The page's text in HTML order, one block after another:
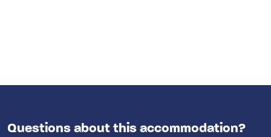
Questions about this accommodation?